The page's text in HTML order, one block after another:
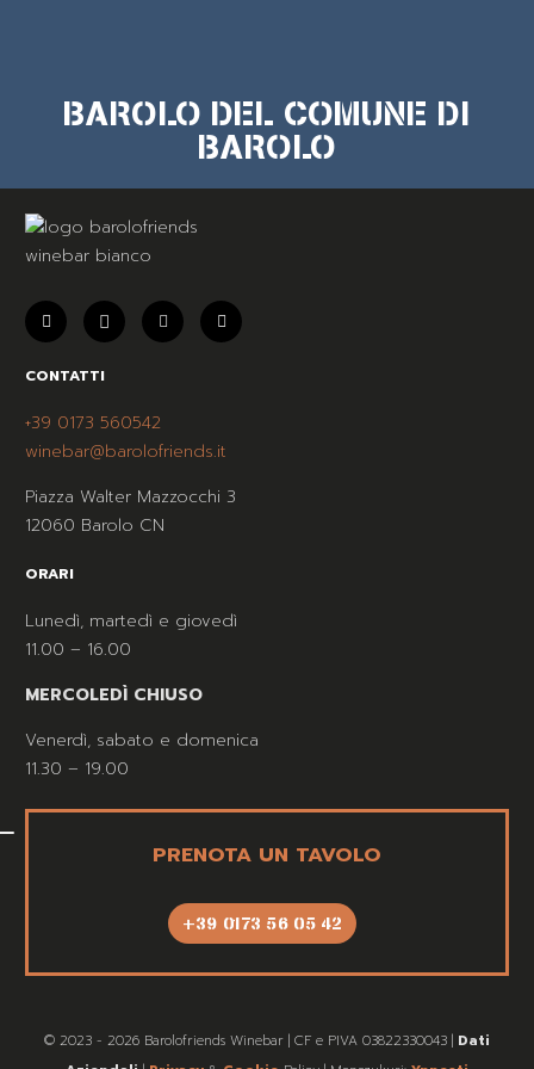
BAROLO DEL COMUNE DI
BAROLO
CONTATTI
+39 0173 560542
winebar@barolofriends.it
Piazza Walter Mazzocchi 3
12060 Barolo CN
ORARI
Lunedì, martedì e giovedì
11.00 – 16.00
MERCOLEDÌ CHIUSO
Venerdì, sabato e domenica
11.30 – 19.00
PRENOTA UN TAVOLO
+39 0173 56 05 42
© 2023 - 2026 Barolofriends Winebar | CF e PIVA 03822330043 | Dati